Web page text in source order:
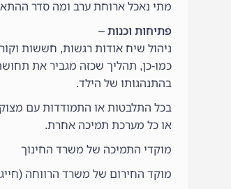
מתי נאכל ארוחת ערב ומה סדר
פתיחות וכנות –
ניהול שיח אודות רגשות, חששות
כמו-כן, תהליך שכזה מגביר את תחושת
בהתנהגותו של הילד.
בכל התלבטות או התמודדות עם
או כל מערכת תמיכה אחרת.
מוקדי התמיכה של משרד החינוך
מוקד החירום של משרד הרווחה (חייגו: